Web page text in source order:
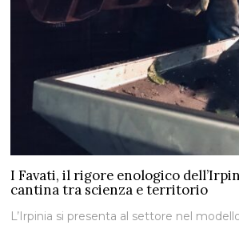
I Favati, il rigore enologico
cantina tra scienza e territorio
L’Irpinia si presenta al settore nel